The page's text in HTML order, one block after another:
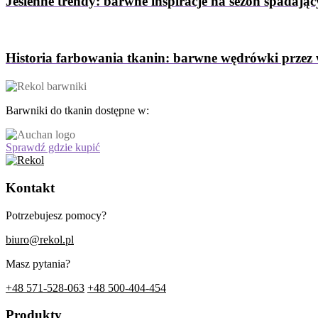
Historia farbowania tkanin: barwne wędrówki przez
Barwniki do tkanin dostępne w:
Sprawdź gdzie kupić
Kontakt
Potrzebujesz pomocy?
biuro@rekol.pl
Masz pytania?
+48 571-528-063 +48 500-404-454